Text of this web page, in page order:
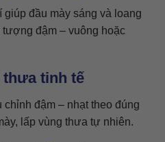
giúp đầu mày sáng và loang
tượng đậm – vuông hoặc
tinh tế
đậm – nhạt theo đúng
lấp vùng thưa tự nhiên.